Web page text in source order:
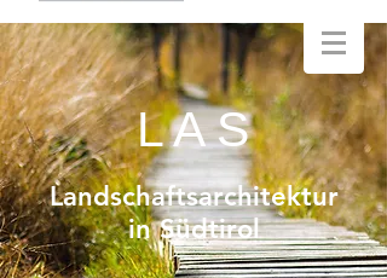
L A S
Landschaftsarchitektur
in Südtirol